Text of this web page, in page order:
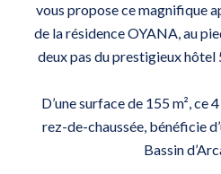
vous propose ce magnifique
de la résidence OYANA, au
deux pas du prestigieux hôtel
D’une surface de 155 m², ce
rez-de-chaussée, bénéficie
Bassin